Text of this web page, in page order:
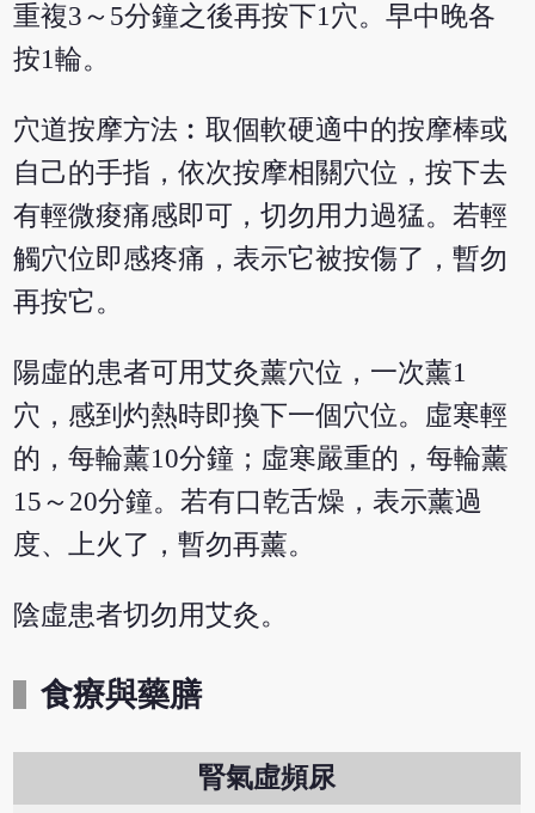
重複3～5分鐘之後再按下1穴。早中晚各
按1輪。
穴道按摩方法︰取個軟硬適中的按摩棒或
自己的手指，依次按摩相關穴位，按下去
有輕微痠痛感即可，切勿用力過猛。若輕
觸穴位即感疼痛，表示它被按傷了，暫勿
再按它。
陽虛的患者可用艾灸薰穴位，一次薰1
穴，感到灼熱時即換下一個穴位。虛寒輕
的，每輪薰10分鐘；虛寒嚴重的，每輪薰
15～20分鐘。若有口乾舌燥，表示薰過
度、上火了，暫勿再薰。
陰虛患者切勿用艾灸。
食療與藥膳
腎氣虛頻尿